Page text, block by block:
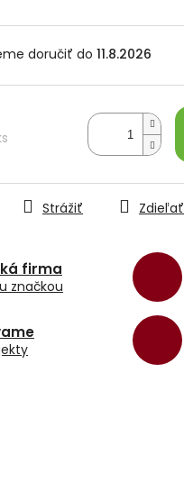
11.8.2026
firma
značkou
Strážiť Zdieľať